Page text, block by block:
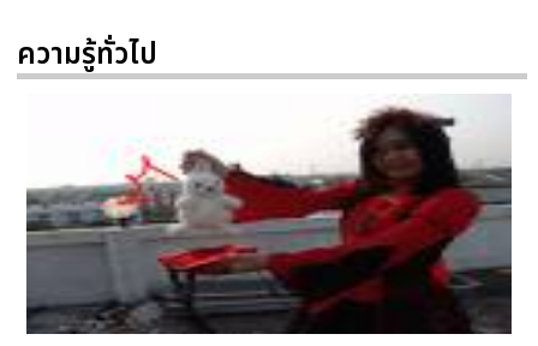
ความรู้ทั่วไป